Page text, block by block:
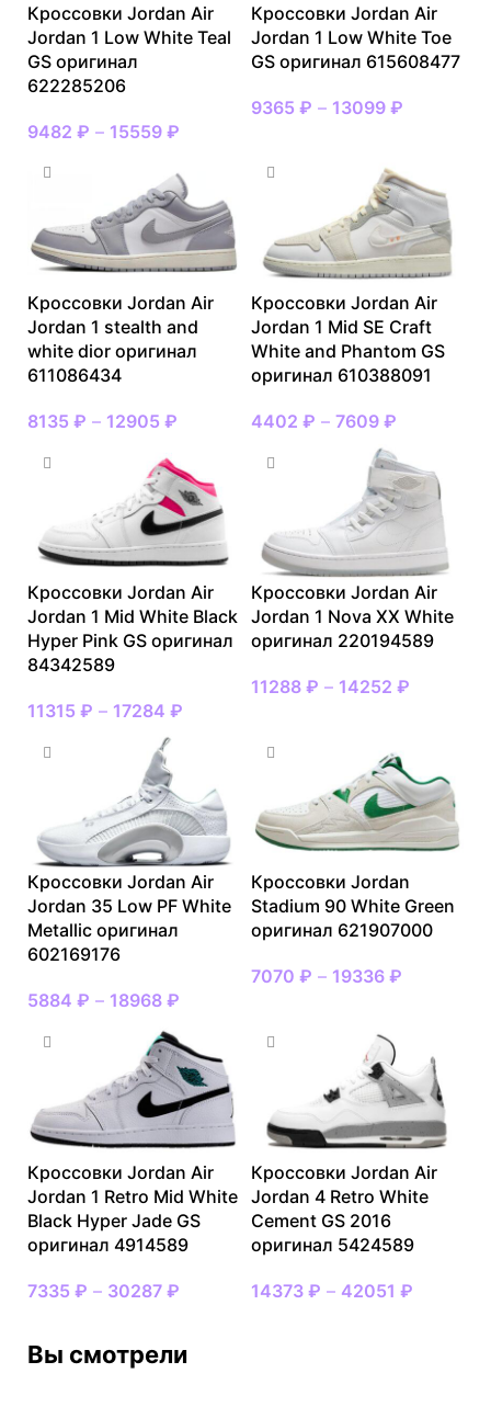
Кроссовки Jordan Air
Jordan 1 Low White Teal
GS оригинал
622285206
9482 ₽ – 15559 ₽
Кроссовки Jordan Air
Jordan 1 Low White Toe
GS оригинал 615608477
9365 ₽ – 13099 ₽
Кроссовки Jordan Air
Jordan 1 stealth and
white dior оригинал
611086434
8135 ₽ – 12905 ₽
Кроссовки Jordan Air
Jordan 1 Mid SE Craft
White and Phantom GS
оригинал 610388091
4402 ₽ – 7609 ₽
Кроссовки Jordan Air
Jordan 1 Mid White Black
Hyper Pink GS оригинал
84342589
11315 ₽ – 17284 ₽
Кроссовки Jordan Air
Jordan 1 Nova XX White
оригинал 220194589
11288 ₽ – 14252 ₽
Кроссовки Jordan Air
Jordan 35 Low PF White
Metallic оригинал
602169176
5884 ₽ – 18968 ₽
Кроссовки Jordan
Stadium 90 White Green
оригинал 621907000
7070 ₽ – 19336 ₽
Кроссовки Jordan Air
Jordan 1 Retro Mid White
Black Hyper Jade GS
оригинал 4914589
7335 ₽ – 30287 ₽
Кроссовки Jordan Air
Jordan 4 Retro White
Cement GS 2016
оригинал 5424589
14373 ₽ – 42051 ₽
Вы смотрели